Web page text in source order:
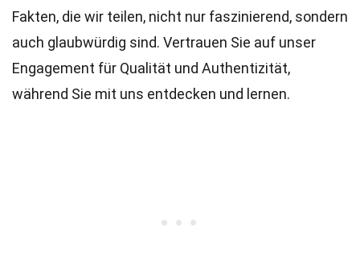
Fakten, die wir teilen, nicht nur faszinierend, sondern
auch glaubwürdig sind. Vertrauen Sie auf unser
Engagement für Qualität und Authentizität,
während Sie mit uns entdecken und lernen.